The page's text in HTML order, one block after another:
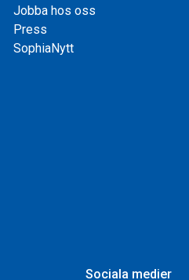
Jobba hos oss
Press
SophiaNytt
Sociala medier